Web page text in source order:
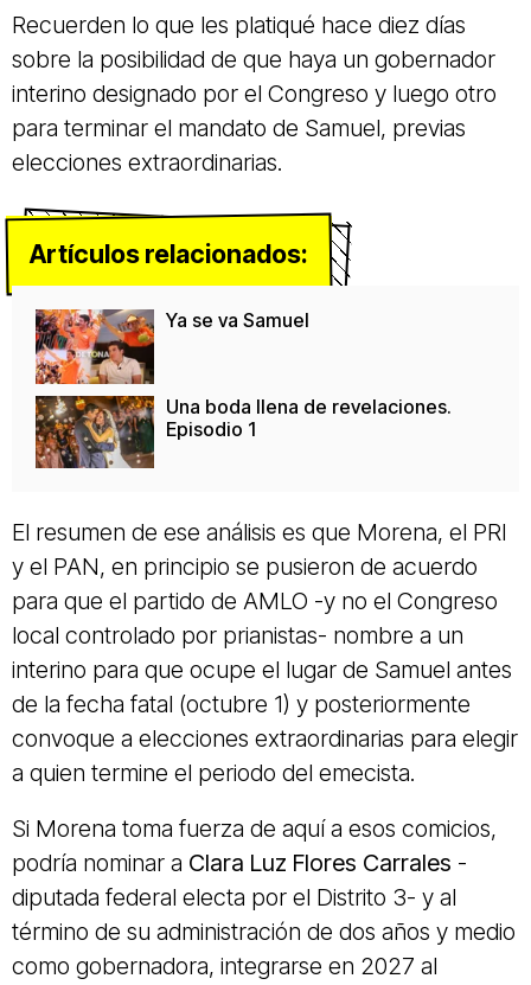
Recuerden lo que les platiqué hace diez días
sobre la posibilidad de que haya un gobernador
interino designado por el Congreso y luego otro
para terminar el mandato de Samuel, previas
elecciones extraordinarias.
Artículos relacionados:
Ya se va Samuel
Una boda llena de revelaciones.
Episodio 1
El resumen de ese análisis es que Morena, el PRI
y el PAN, en principio se pusieron de acuerdo
para que el partido de AMLO -y no el Congreso
local controlado por prianistas- nombre a un
interino para que ocupe el lugar de Samuel antes
de la fecha fatal (octubre 1) y posteriormente
convoque a elecciones extraordinarias para elegir
a quien termine el periodo del emecista.
Si Morena toma fuerza de aquí a esos comicios,
podría nominar a Clara Luz Flores Carrales -
diputada federal electa por el Distrito 3- y al
término de su administración de dos años y medio
como gobernadora, integrarse en 2027 al